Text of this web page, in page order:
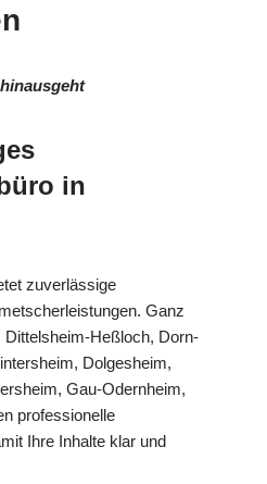
in
zuverlässige
Ganz
Dittelsheim-Heßloch, Dorn-
Dolgesheim,
Gau-Odernheim,
professionelle
Ihre Inhalte klar und